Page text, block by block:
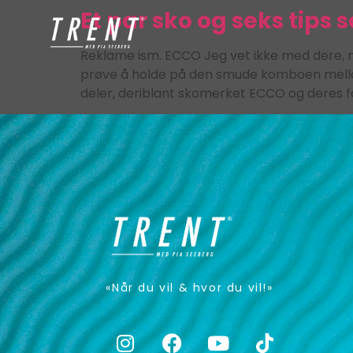
Et par sko og seks
Reklame ism. ECCO Jeg vet ikke med
prøve å holde på den smude komboen
deler, deriblant skomerket ECCO og deres
«Når du vil & hvor du vil!»